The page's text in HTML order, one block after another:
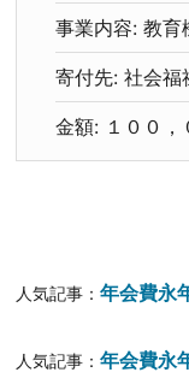
事業内容: 教育
寄付先: 社会福
金額: １００，
人気記事：年会費永
人気記事：年会費永